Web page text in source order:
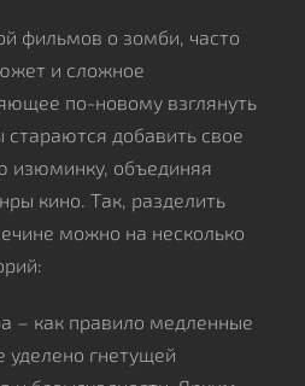
фильмов о зомби, часто
и сложное
по-новому взглянуть
добавить свое
изюминку, объединяя
кино. Так, разделить
можно на несколько
– как правило медленные
гнетущей